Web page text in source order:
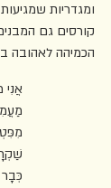
ומגדריות
קורסים גם
הכמיהה לאהובה
אֲנִי